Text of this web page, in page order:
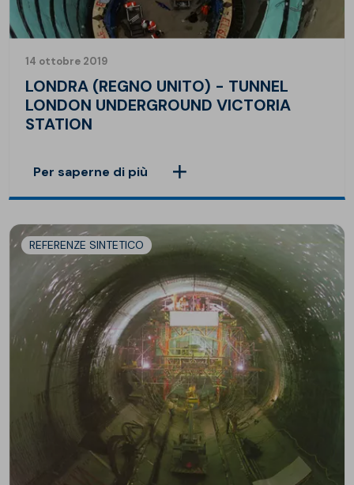
14 ottobre 2019
LONDRA (REGNO UNITO) - TUNNEL
LONDON UNDERGROUND VICTORIA
STATION
Per saperne di più
REFERENZE SINTETICO